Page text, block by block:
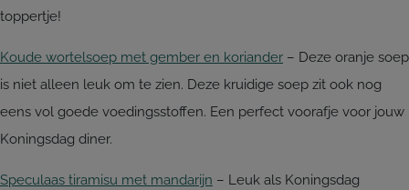
toppertje!
Koude wortelsoep met gember en koriander – Deze oranje soep
is niet alleen leuk om te zien. Deze kruidige soep zit ook nog
eens vol goede voedingsstoffen. Een perfect voorafje voor jouw
Koningsdag diner.
Speculaas tiramisu met mandarijn – Leuk als Koningsdag